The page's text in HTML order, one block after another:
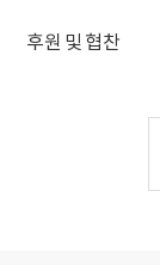
후원 및 협찬